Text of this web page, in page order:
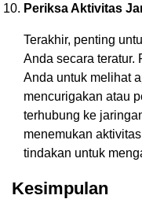
Periksa Aktivitas
Terakhir, penting
Anda secara teratur.
Anda untuk melihat
mencurigakan atau
terhubung ke
menemukan
tindakan untuk
Kesimpulan